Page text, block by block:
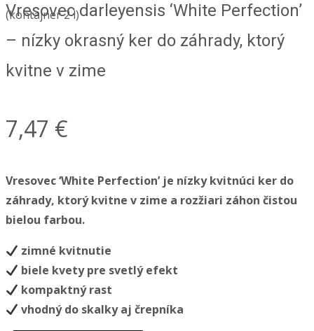
(kontajner 2 l)
Vresovec darleyensis ‘White Perfection’
– nízky okrasný ker do záhrady, ktorý
kvitne v zime
7,47 €
Vresovec ‘White Perfection’ je nízky kvitnúci ker do
záhrady, ktorý kvitne v zime a rozžiari záhon čistou
bielou farbou.
zimné kvitnutie
biele kvety pre svetlý efekt
kompaktný rast
vhodný do skalky aj črepníka